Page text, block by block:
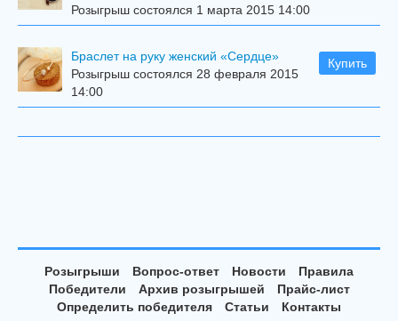
Розыгрыш состоялся 1 марта 2015 14:00
Купить
Браслет на руку женский «Сердце»
Розыгрыш состоялся 28 февраля 2015
14:00
Розыгрыши Вопрос-ответ Новости
Правила
Победители
Архив розыгрышей
Прайс-лист
Определить победителя
Статьи Контакты